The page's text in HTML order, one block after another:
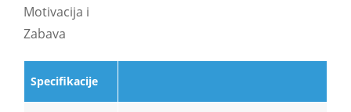
Motivacija i
Zabava
Specifikacije